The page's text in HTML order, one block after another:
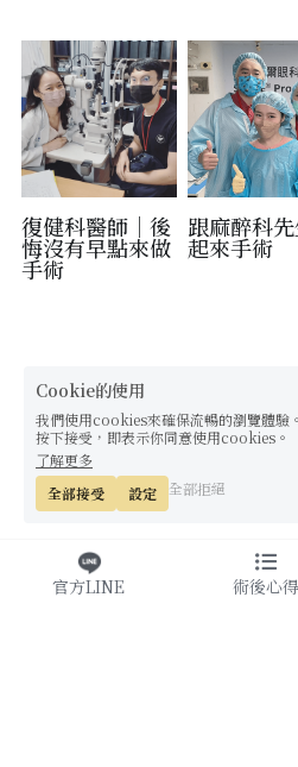
復健科醫師｜後
悔沒有早點來做
手術
跟麻醉科
起來手術
官方LINE 術後心得
Cookie的使用
我們使用cookies來確保流暢的瀏覽體驗
按下接受，即表示你同意使用cookies。
了解更多
全部接受
設定 全部拒絕